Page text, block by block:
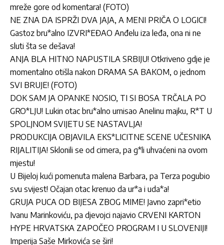
mreže gore od komentara! (FOTO)
NE ZNA DA ISPRŽI DVA JAJA, A MENI PRIČA O LOGICI!
Gastoz bru*alno IZVRI*EĐAO Anđelu iza leđa, ona ni ne
sluti šta se dešava!
ANJA BLA HITNO NAPUSTILA SRBIJU! Otkriveno gdje je
momentalno otišla nakon DRAMA SA BAKOM, o jednom
SVI BRUJE! (FOTO)
DOK SAM JA OPANKE NOSIO, TI SI BOSA TRČALA PO
GRO*LJU! Lukin otac bru*alno urnisao Anelinu majku, R*T U
SPOLJNOM SVIJETU SE NASTAVLJA!
PRODUKCIJA OBJAVILA EKS*LICITNE SCENE UČESNIKA
RIJALITIJA! Sklonili se od cimera, pa g*li uhvaćeni na ovom
mjestu!
U Bijeloj kući pomenuta malena Barbara, pa Terza pogubio
svu svijest! Očajan otac krenuo da ur*a i uda*a!
GRUJA PUCA OD BIJESA ZBOG MIME! Javno zapri*etio
Ivanu Marinkoviću, pa djevojci najavio CRVENI KARTON
HYPE HRVATSKA ZAPOČEO PROGRAM I U SLOVENIJI!
Imperija Saše Mirkovića se širi!